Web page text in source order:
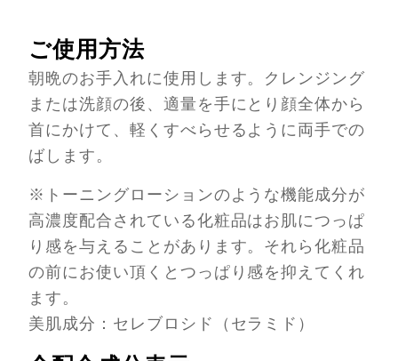
ご使用方法
朝晩のお手入れに使用します。クレンジング
または洗顔の後、適量を手にとり顔全体から
首にかけて、軽くすべらせるように両手での
ばします。
※トーニングローションのような機能成分が
高濃度配合されている化粧品はお肌につっぱ
り感を与えることがあります。それら化粧品
の前にお使い頂くとつっぱり感を抑えてくれ
ます。
美肌成分：セレブロシド（セラミド）